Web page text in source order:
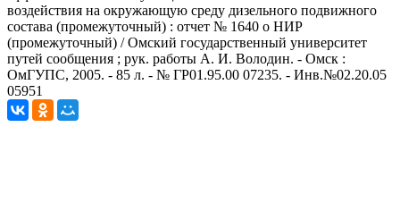
воздействия на окружающую среду дизельного подвижного
состава (промежуточный) : отчет № 1640 о НИР
(промежуточный) / Омский государственный университет
путей сообщения ; рук. работы А. И. Володин. - Омск :
ОмГУПС, 2005. - 85 л. - № ГР01.95.00 07235. - Инв.№02.20.05
05951